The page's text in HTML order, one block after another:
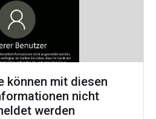
können mit diesen
nicht
werden